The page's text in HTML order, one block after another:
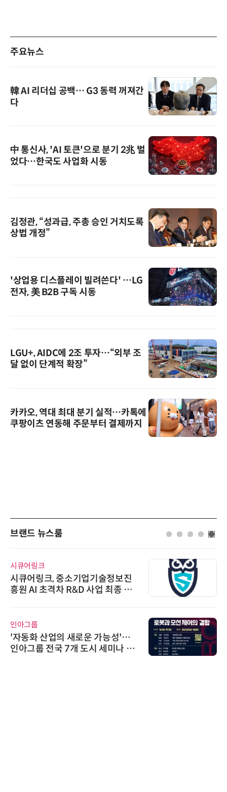
주요뉴스
韓 AI 리더십 공백… G3 동력 꺼져간
다
中 통신사, 'AI 토큰'으로 분기 2兆 벌
었다…한국도 사업화 시동
김정관, “성과급, 주총 승인 거치도록
상법 개정”
'상업용 디스플레이 빌려쓴다' …LG
전자, 美 B2B 구독 시동
LGU+, AIDC에 2조 투자…“외부 조
달 없이 단계적 확장”
카카오, 역대 최대 분기 실적…카톡에
쿠팡이츠 연동해 주문부터 결제까지
브랜드 뉴스룸
시큐어링크
시큐어링크, 중소기업기술정보진
흥원 AI 초격차 R&D 사업 최종 선
인아그룹
'자동화 산업의 새로운 가능성'…
인아그룹 전국 7개 도시 세미나 페